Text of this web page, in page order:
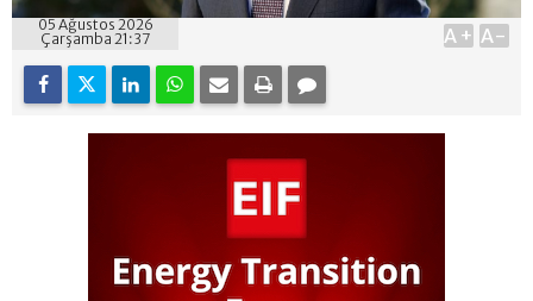
05 Ağustos 2026
Çarşamba 21:37
A+ A-